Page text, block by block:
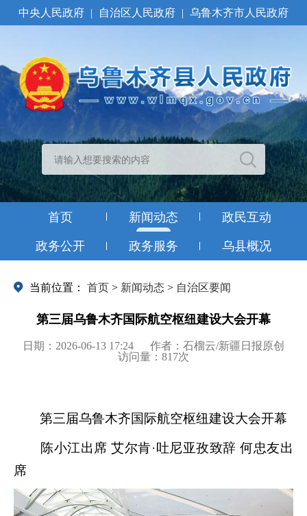
中央人民政府 | 自治区人民政府 | 乌鲁木齐市人民政府
首页 新闻动态 政民互动
政务公开 政务服务 乌县概况
当前位置： 首页 > 新闻动态 > 自治区要闻
第三届乌鲁木齐国际航空枢纽建设大会开幕
日期：2026-06-13 17:24
作者：石榴云/新疆日报原创
访问量： 817次
第三届乌鲁木齐国际航空枢纽建设大会开幕
陈小江出席 艾尔肯·吐尼亚孜致辞 何忠友出
席